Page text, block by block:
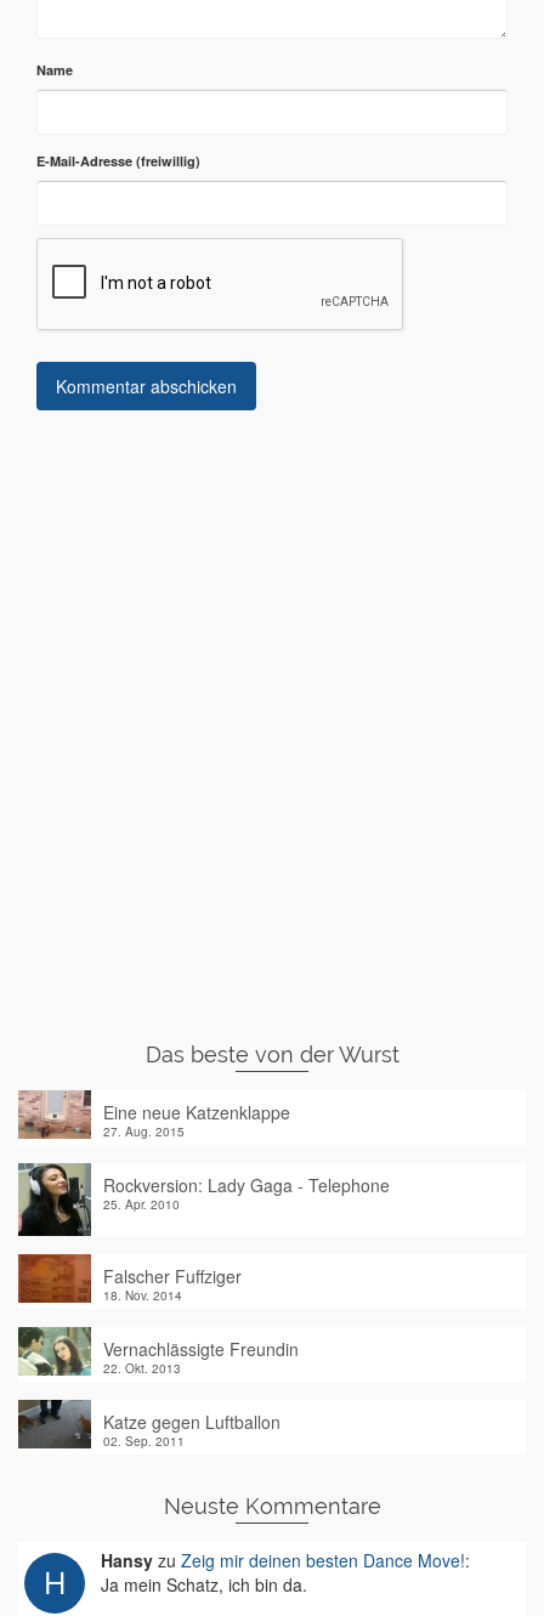
Name
E-Mail-Adresse
Das beste von der Wurst
Eine neue Katzenklappe
27. Aug. 2015
Rockversion: Lady Gaga - Telephone
25. Apr. 2010
Falscher Fuffziger
18. Nov. 2014
Vernachlässigte Freundin
22. Okt. 2013
Katze gegen Luftballon
02. Sep. 2011
Neuste Kommentare
Hansy zu Zeig mir deinen besten Dance Move!:
Ja mein Schatz, ich bin da.